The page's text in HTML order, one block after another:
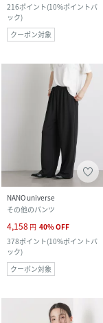
216ポイント(10%ポイントバ
ック)
クーポン対象
NANO universe
その他のパンツ
4,158 円 40%OFF
378ポイント(10%ポイントバ
ック)
クーポン対象